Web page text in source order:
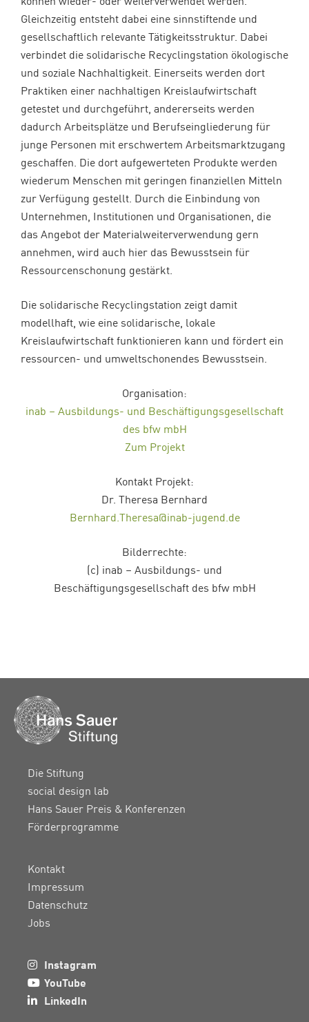
Gleichzeitig entsteht dabei eine sinnstiftende und
gesellschaftlich relevante Tätigkeitsstruktur. Dabei
verbindet die solidarische Recyclingstation ökologische
und soziale Nachhaltigkeit. Einerseits werden dort
Praktiken einer nachhaltigen Kreislaufwirtschaft
getestet und durchgeführt, andererseits werden
dadurch Arbeitsplätze und Berufseingliederung für
junge Personen mit erschwertem Arbeitsmarktzugang
geschaffen. Die dort aufgewerteten Produkte werden
wiederum Menschen mit geringen finanziellen Mitteln
zur Verfügung gestellt. Durch die Einbindung von
Unternehmen, Institutionen und Organisationen, die
das Angebot der Materialweiterverwendung gern
annehmen, wird auch hier das Bewusstsein für
Ressourcenschonung gestärkt.
Die solidarische Recyclingstation zeigt damit
modellhaft, wie eine solidarische, lokale
Kreislaufwirtschaft funktionieren kann und fördert ein
ressourcen- und umweltschonendes Bewusstsein.
Organisation:
inab – Ausbildungs- und Beschäftigungsgesellschaft
des bfwmbH
Zum Projekt
Kontakt Projekt:
Dr. Theresa Bernhard
Bernhard.Theresa@inab-jugend.de
Bilderrechte:
(c) inab – Ausbildungs- und
Beschäftigungsgesellschaft des bfwmbH
Die Stiftung
social design lab
Hans Sauer Preis & Konferenzen
Förderprogramme
Kontakt
Impressum
Datenschutz
Jobs
Instagram
YouTube
LinkedIn